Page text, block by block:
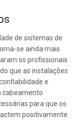
de sistemas de
se ainda mais
os profissionais
que as instalações
e
cabeamento
para que os
positivamente